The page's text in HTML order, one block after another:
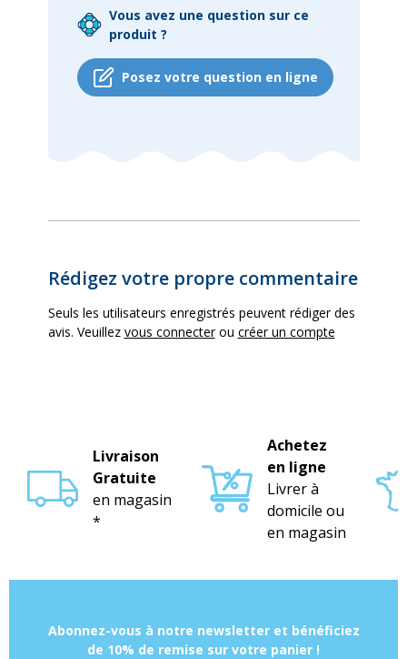
Vous avez une question sur ce
produit ?
Posez votre question en ligne
Rédigez votre propre commentaire
Seuls les utilisateurs enregistrés peuvent rédiger des
avis. Veuillez vous connecterou créer un compte
Livraison
Gratuite
en magasin
*
Achetez
en ligne
Livrer à
domicile ou
en magasin
Abonnez-vous à notre newsletter et bénéficiez
de 10% de remise sur votre panier !